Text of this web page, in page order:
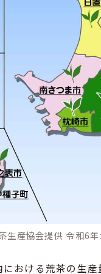
生産協会提供 令和6
おける荒茶の生